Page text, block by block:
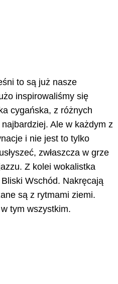
to są już nasze
inspirowaliśmy się
cygańska, z różnych
Ale w każdym z
i nie jest to tylko
zwłaszcza w grze
Z kolei wokalistka
Wschód. Nakręcają
są z rytmami ziemi.
tym wszystkim.